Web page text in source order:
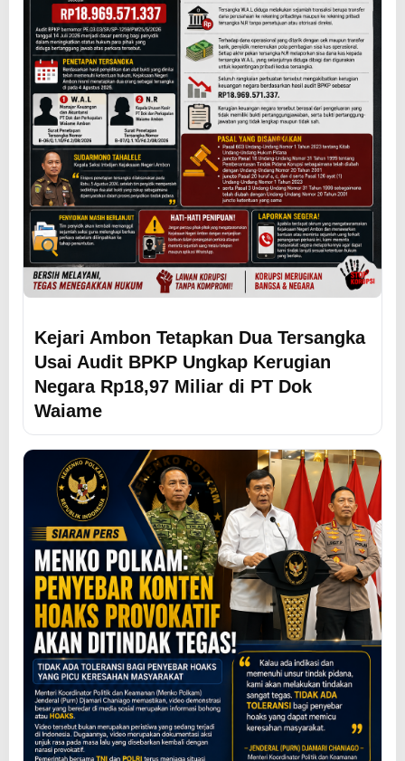
Kejari Ambon Tetapkan Dua Tersangka
Usai Audit BPKP Ungkap Kerugian
Negara Rp18,97 Miliar di PT Dok
Waiame